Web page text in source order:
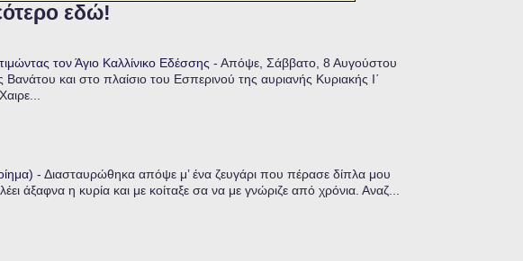
εδώ!
τον Άγιο Καλλίνικο Εδέσσης - Απόψε, Σάββατο, 8 Αυγούστου
και στο πλαίσιο του Εσπερινού της αυριανής Κυριακής Ι΄
- Διασταυρώθηκα απόψε μ’ ένα ζευγάρι που πέρασε δίπλα μου
άξαφνα η κυρία και με κοίταξε σα να με γνώριζε από χρόνια. Αναζ...